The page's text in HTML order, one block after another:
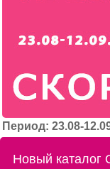
Период: 23.08-
Новый каталог